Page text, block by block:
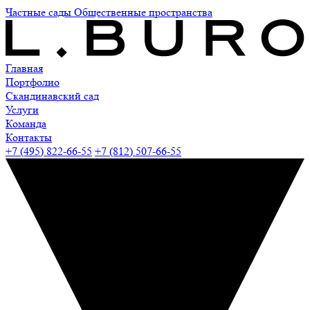
Частные сады Общественные пространства
Главная
Портфолио
Скандинавский сад
Услуги
Команда
Контакты
+7 (495) 822-66-55 +7 (812) 507-66-55